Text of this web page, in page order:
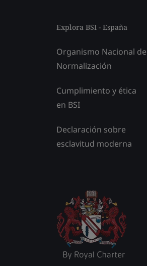
Explora BSI - España
Organismo Nacional de
Normalización
Cumplimiento y ética
en BSI
Declaración sobre
esclavitud moderna